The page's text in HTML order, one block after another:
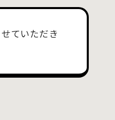
ていただき